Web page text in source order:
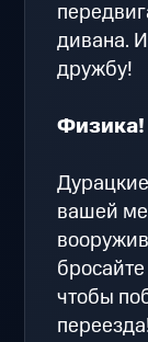
дивана.
дружбу!
Физика!
вашей
чтобы